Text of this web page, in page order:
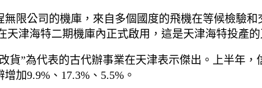
無限公司的機庫，來自多個國度的飛機在等候檢驗
天津海特二期機庫內正式啟用，這是天津海特投產
貨”為代表的古代辦事業在天津表示傑出。上半年
加9.9%、17.3%、5.5%。